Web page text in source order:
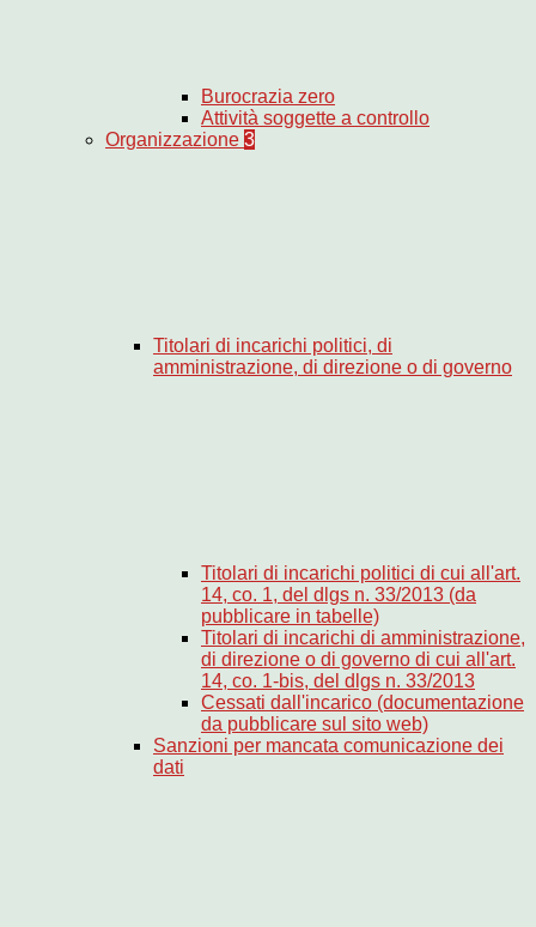
Burocrazia zero
Attività soggette a controllo
Organizzazione 3
Titolari di incarichi politici, di
amministrazione, di direzione o di governo
Titolari di incarichi politici di cui all'art.
14, co. 1, del dlgs n. 33/2013 (da
pubblicare in tabelle)
Titolari di incarichi di amministrazione,
di direzione o di governo di cui all'art.
14, co. 1-bis, del dlgs n. 33/2013
Cessati dall'incarico (documentazione
da pubblicare sul sito web)
Sanzioni per mancata comunicazione dei
dati